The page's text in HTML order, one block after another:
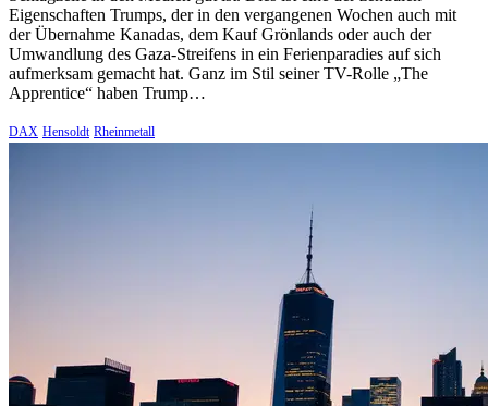
Eigenschaften Trumps, der in den vergangenen Wochen auch mit
der Übernahme Kanadas, dem Kauf Grönlands oder auch der
Umwandlung des Gaza-Streifens in ein Ferienparadies auf sich
aufmerksam gemacht hat. Ganz im Stil seiner TV-Rolle „The
Apprentice“ haben Trump…
DAX Hensoldt Rheinmetall